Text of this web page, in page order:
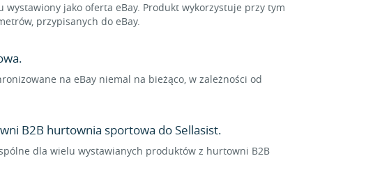
jako oferta eBay. Produkt wykorzystuje przy tym
przypisanych do eBay.
na eBay niemal na bieżąco, w zależności od
B2B hurtownia sportowa do Sellasist.
dla wielu wystawianych produktów z hurtowni B2B